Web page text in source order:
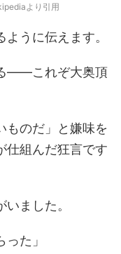
より引用
うに伝えます。
――これぞ大奥頂
ものだ」と嫌味を
仕組んだ狂言です
ました。
た」